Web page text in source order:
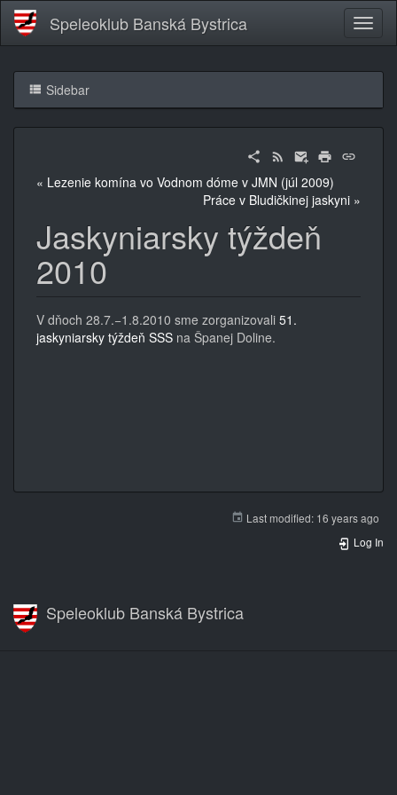
Speleoklub Banská Bystrica
Sidebar
« Lezenie komína vo Vodnom dóme v JMN (júl 2009)
Práce v Bludičkinej jaskyni »
Jaskyniarsky týždeň
2010
V dňoch 28.7.−1.8.2010 sme zorganizovali 51.
jaskyniarsky týždeň SSS na Španej Doline.
Last modified: 16 years ago
Log In
Speleoklub Banská Bystrica